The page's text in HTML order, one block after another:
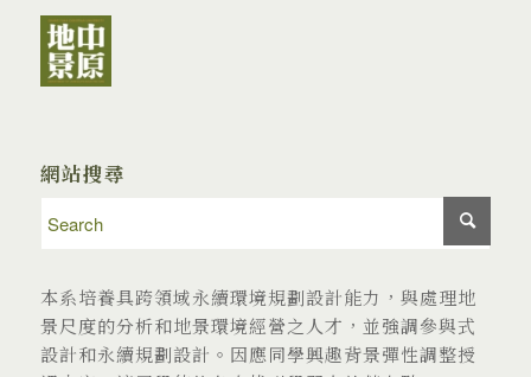
網站搜尋
本系培養具跨領域永續環境規劃設計能力，與處理地
景尺度的分析和地景環境經營之人才，並強調參與式
設計和永續規劃設計。因應同學興趣背景彈性調整授